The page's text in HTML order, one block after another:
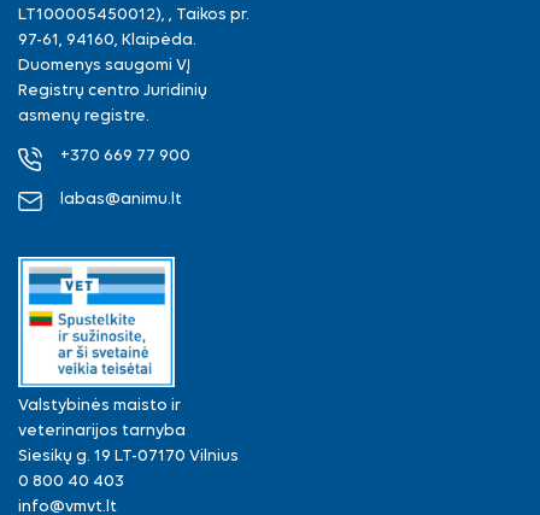
LT100005450012), , Taikos pr.
97-61, 94160, Klaipėda.
Duomenys saugomi VĮ
Registrų centro Juridinių
asmenų registre.
+370 669 77 900
labas@animu.lt
Valstybinės maisto ir
veterinarijos tarnyba
Siesikų g. 19 LT-07170 Vilnius
0 800 40 403
info@vmvt.lt